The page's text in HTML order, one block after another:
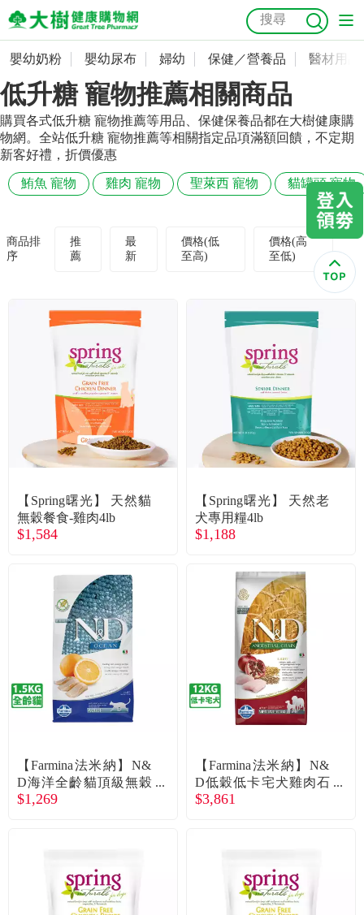
嬰幼奶粉
嬰幼尿布
婦幼
保健／營養品
醫材用品
美容／個人清潔
食品／健康食補
名人嚴選
優惠活動
合作提案
會員專區
折價券、紅利說明
抗菌 尿布 大樹獨家 益生菌 魚油 幼兒米餅 貓砂
奶瓶奶嘴
會員資料及密碼修改
常用收件人清單
訂單查詢
收藏清單
紅利點數查詢
優惠券領取
優惠券查詢
嬰幼奶粉 嬰幼尿布 婦幼 保健／營養品 醫材用品
低升糖 寵物推薦相關商品
購買各式低升糖 寵物推薦等用品、保健保養品都在大樹健康購
物網。全站低升糖 寵物推薦等相關指定品項滿額回饋，不定期
新客好禮，折價優惠
鮪魚 寵物 雞肉 寵物 聖萊西 寵物 貓罐頭 寵物
商品排
序
推
薦
最
新
價格(低
至高)
價格(高
至低)
【Spring曙光】 天然貓
無穀餐食-雞肉4lb
$1,584
【Spring曙光】 天然老
犬專用糧4lb
$1,188
【Farmina法米納】N&
D海洋全齡貓頂級無穀
鯡魚甜橙1.5kg
$1,269
【Farmina法米納】N&
D低穀低卡宅犬雞肉石
榴潔牙顆粒12kg
$3,861